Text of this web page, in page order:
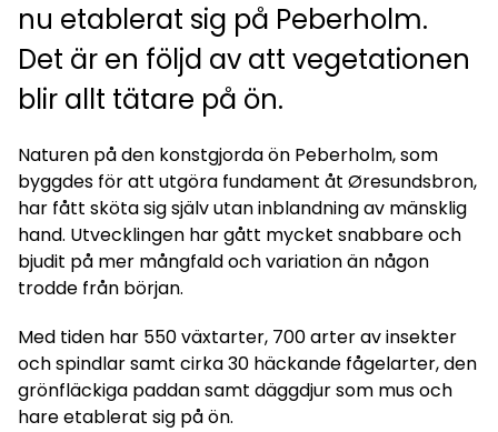
nu etablerat sig på Peberholm.
Det är en följd av att vegetationen
blir allt tätare på ön.
Naturen på den konstgjorda ön Peberholm, som
byggdes för att utgöra fundament åt Øresundsbron,
har fått sköta sig själv utan inblandning av mänsklig
hand. Utvecklingen har gått mycket snabbare och
bjudit på mer mångfald och variation än någon
trodde från början.
Med tiden har 550 växtarter, 700 arter av insekter
och spindlar samt cirka 30 häckande fågelarter, den
grönfläckiga paddan samt däggdjur som mus och
hare etablerat sig på ön.